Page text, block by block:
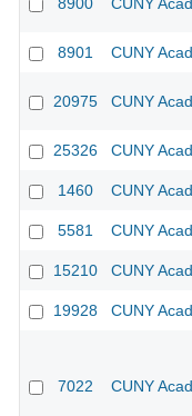
8901 CUNY
20975 CUNY
25326 CUNY
1460 CUNY
5581 CUNY
15210 CUNY
19928 CUNY
7022 CUNY